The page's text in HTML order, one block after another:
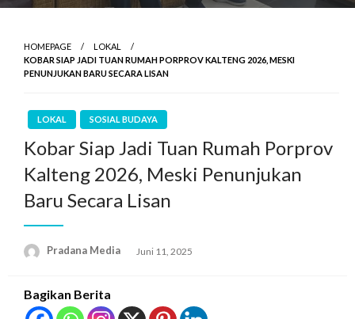
HOMEPAGE
LOKAL
KOBAR SIAP JADI TUAN RUMAH PORPROV KALTENG 2026, MESKI
PENUNJUKAN BARU SECARA LISAN
LOKAL SOSIAL BUDAYA
Kobar Siap Jadi Tuan Rumah Porprov
Kalteng 2026, Meski Penunjukan
Baru Secara Lisan
Pradana Media Juni 11, 2025
Bagikan Berita